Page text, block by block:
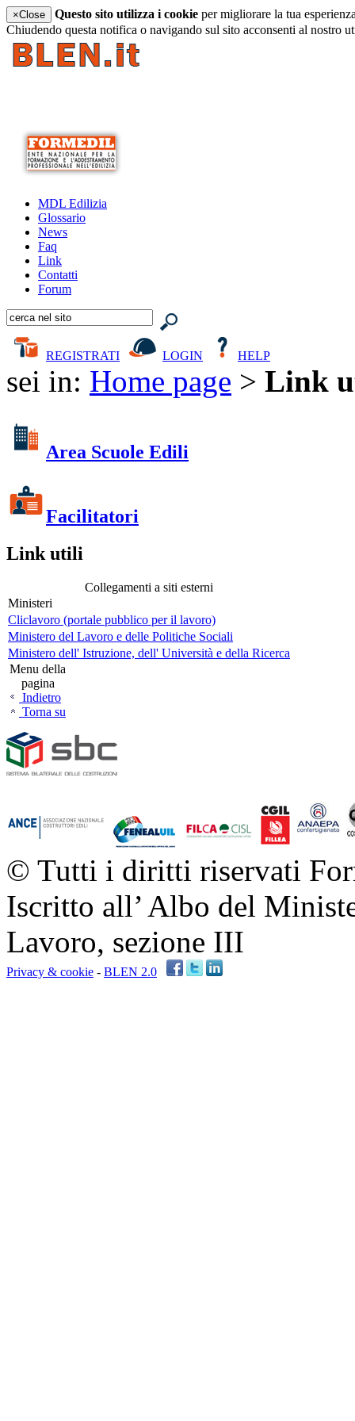
×Close Questo sito utilizza i cookie per migliorare la tua
Chiudendo questa notifica o navigando sul sito acconsenti al nostro
MDL Edilizia
Glossario
News
Faq
Link
Contatti
Forum
REGISTRATI LOGIN HELP
sei in: Home page > Link
Area Scuole Edili
Facilitatori
Link utili
Collegamenti a siti esterni
Ministeri
Cliclavoro (portale pubblico per il lavoro)
Ministero del Lavoro e delle Politiche Sociali
Ministero dell' Istruzione, dell' Università e della Ricerca
Menu della
pagina
Indietro
Torna su
© Tutti i diritti riservati
Iscritto all’ Albo del
Lavoro, sezione III
Privacy & cookie - BLEN 2.0